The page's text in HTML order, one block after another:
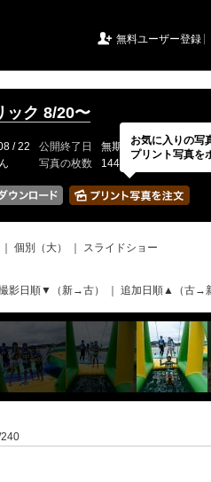
 無料ユーザー登録
ック 8/20〜
/ 22 公開終了日 無期限 イベ
写真の枚数 1441 / 2000枚
個別（大）
スライドショー
影日順▼（新→古） 追加日順▲（古→
お気に入りの写
プリント写真を